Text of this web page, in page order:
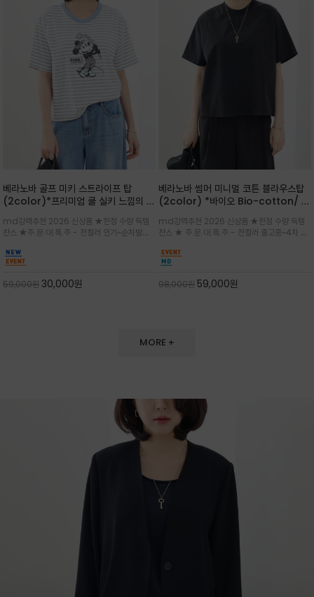
베라노바 골프 미키 스트라이프 탑
(2color)*프리미엄 쿨 실키 느낌의 폴
내 ★골프 미키티 포함 구매및 20만원
넘는 구매고객님께는 타이틀리스트 베라
노바 골프공 2피스 3구 증정(소진시 마
감)★
md강력추천 2026 신상품 ★한정 수량 득템
찬스 ★주.문.대.폭.주 - 전컬러 인기~순차발송
이프가 산뜻한 컬러감을 연출/안정감 있는 라운
드 넥라인과 여유있는 스탠다드 핏으로 여름내내
이쁘게 입으세요 ^^
59,000원30,000원
베라노바 썸머 미니멀 코튼 블라우스탑
(2color) *바이오 Bio-cotton/ 시
럼 편안하지만 블라우스처럼 단정한 무
드가 느껴지는 코튼 블라우스 탑
md강력추천 2026 신상품 ★한정 수량 득템
찬스 ★ 주.문.대.폭.주 - 전컬러 출고중~4차 리
볍게 퍼지는 박시한 실루엣과 크롭 기장이 하체
를 길어 보이게 해주며 와이드 팬츠와 셋업
98,000원 59,000원
MORE +